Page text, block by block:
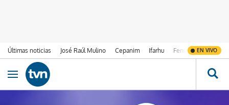
Últimas noticias José Raúl Mulino Cepanim Ifarhu Fenómeno de El
EN VIVO
Ir al contenido
Obrir navegació